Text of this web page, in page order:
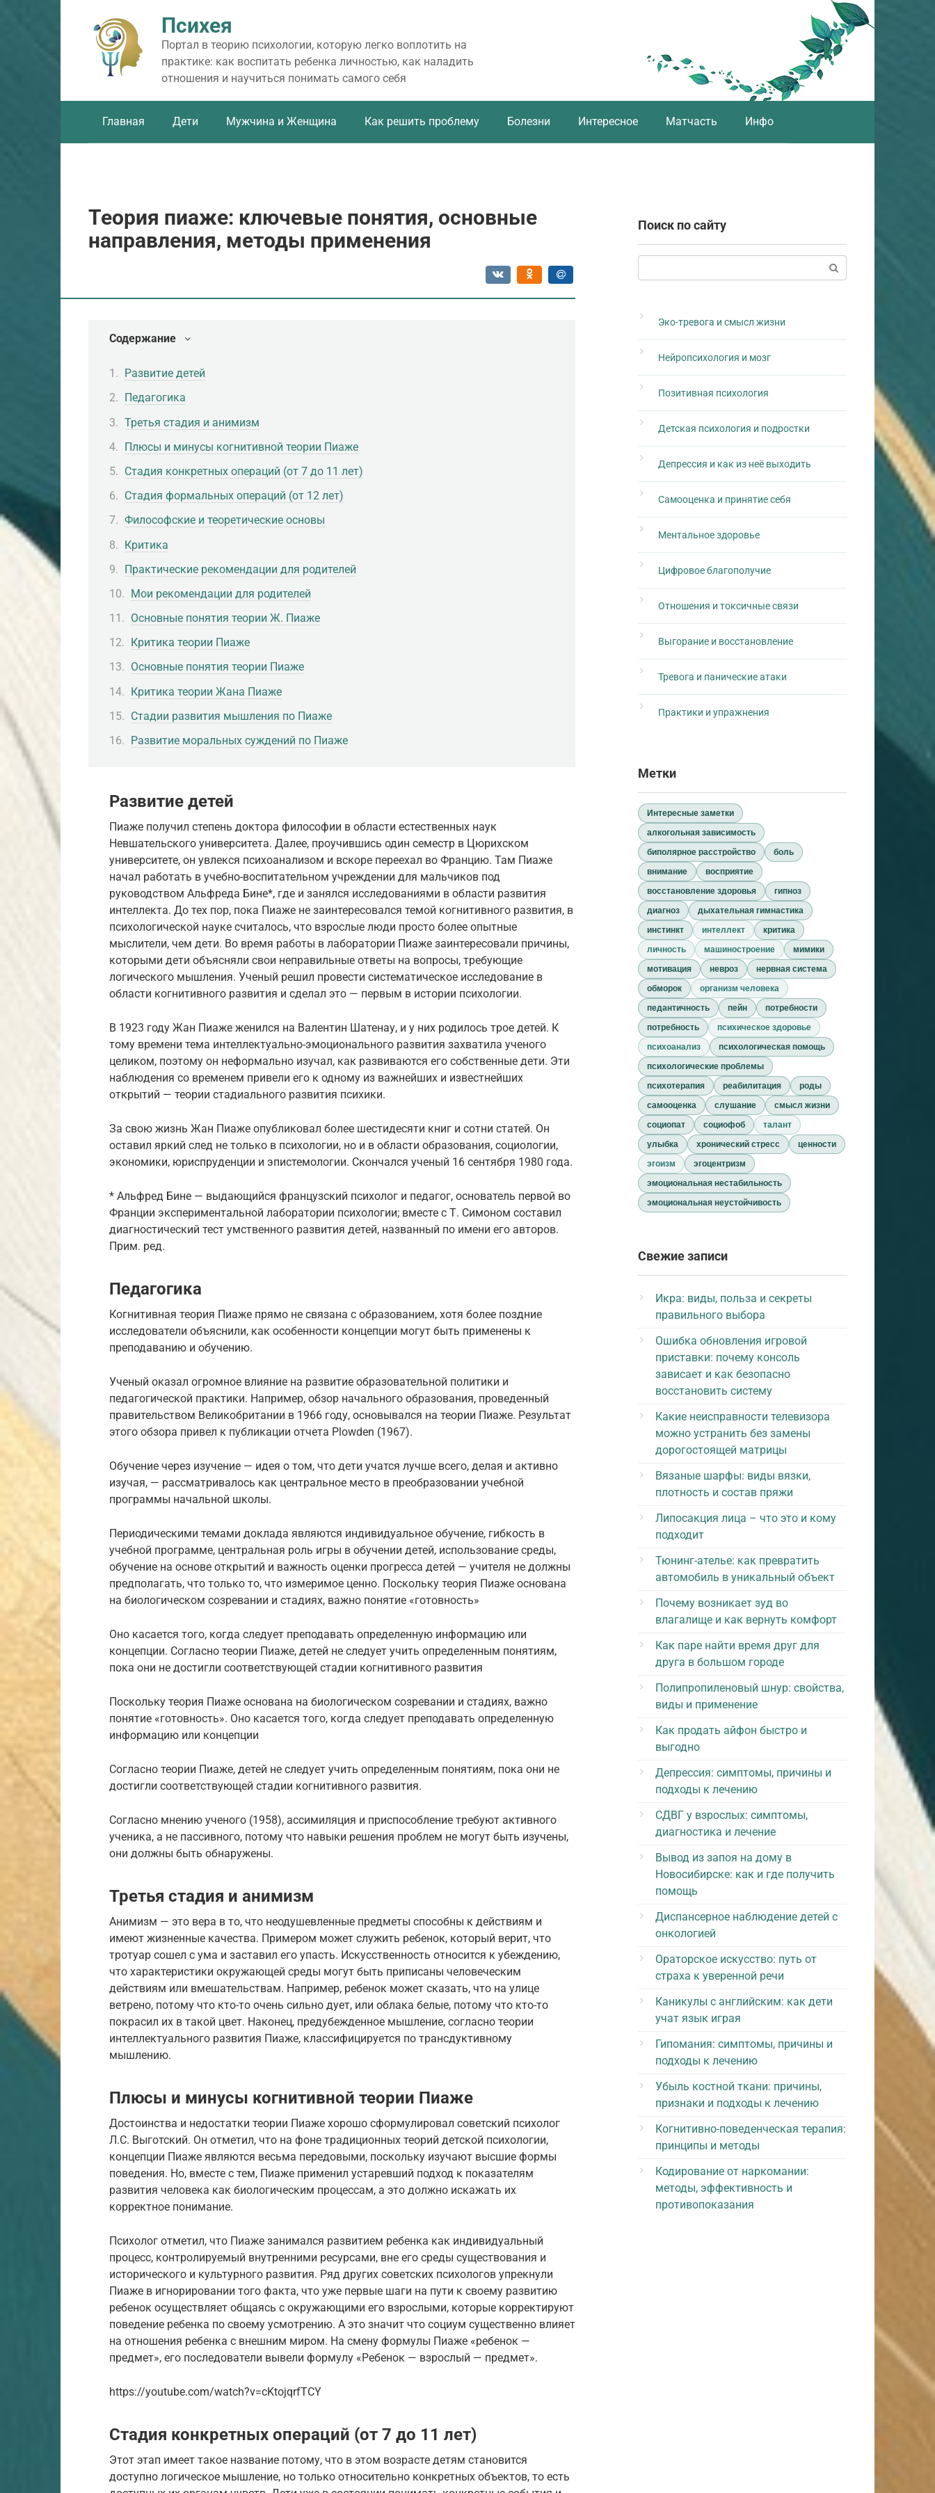
Психея
Портал в теорию психологии, которую легко воплотить на
практике: как воспитать ребенка личностью, как наладить
отношения и научиться понимать самого себя
Главная Дети Мужчина и Женщина Как решить проблему Болезни Интересное Матчасть Инфо
Теория пиаже: ключевые понятия, основные
направления, методы применения
Содержание
Развитие детей
Педагогика
Третья стадия и анимизм
Плюсы и минусы когнитивной теории Пиаже
Стадия конкретных операций (от 7 до 11 лет)
Стадия формальных операций (от 12 лет)
Философские и теоретические основы
Критика
Практические рекомендации для родителей
Мои рекомендации для родителей
Основные понятия теории Ж. Пиаже
Критика теории Пиаже
Основные понятия теории Пиаже
Критика теории Жана Пиаже
Стадии развития мышления по Пиаже
Развитие моральных суждений по Пиаже
Развитие детей
Пиаже получил степень доктора философии в области естественных наук
Невшательского университета. Далее, проучившись один семестр в Цюрихском
университете, он увлекся психоанализом и вскоре переехал во Францию. Там Пиаже
начал работать в учебно-воспитательном учреждении для мальчиков под
руководством Альфреда Бине*, где и занялся исследованиями в области развития
интеллекта. До тех пор, пока Пиаже не заинтересовался темой когнитивного развития, в
психологической науке считалось, что взрослые люди просто более опытные
мыслители, чем дети. Во время работы в лаборатории Пиаже заинтересовали причины,
которыми дети объясняли свои неправильные ответы на вопросы, требующие
логического мышления. Ученый решил провести систематическое исследование в
области когнитивного развития и сделал это — первым в истории психологии.
В 1923 году Жан Пиаже женился на Валентин Шатенау, и у них родилось трое детей. К
тому времени тема интеллектуально-эмоционального развития захватила ученого
целиком, поэтому он неформально изучал, как развиваются его собственные дети. Эти
наблюдения со временем привели его к одному из важнейших и известнейших
открытий — теории стадиального развития психики.
За свою жизнь Жан Пиаже опубликовал более шестидесяти книг и сотни статей. Он
оставил яркий след не только в психологии, но и в области образования, социологии,
экономики, юриспруденции и эпистемологии. Скончался ученый 16 сентября 1980 года.
* Альфред Бине — выдающийся французский психолог и педагог, основатель первой во
Франции экспериментальной лаборатории психологии; вместе с Т. Симоном составил
диагностический тест умственного развития детей, названный по имени его авторов.
Прим. ред.
Педагогика
Когнитивная теория Пиаже прямо не связана с образованием, хотя более поздние
исследователи объяснили, как особенности концепции могут быть применены к
преподаванию и обучению.
Ученый оказал огромное влияние на развитие образовательной политики и
педагогической практики. Например, обзор начального образования, проведенный
правительством Великобритании в 1966 году, основывался на теории Пиаже. Результат
этого обзора привел к публикации отчета Plowden (1967).
Обучение через изучение — идея о том, что дети учатся лучше всего, делая и активно
изучая, — рассматривалось как центральное место в преобразовании учебной
программы начальной школы.
Периодическими темами доклада являются индивидуальное обучение, гибкость в
учебной программе, центральная роль игры в обучении детей, использование среды,
обучение на основе открытий и важность оценки прогресса детей — учителя не должны
предполагать, что только то, что измеримое ценно. Поскольку теория Пиаже основана
на биологическом созревании и стадиях, важно понятие «готовность»
Оно касается того, когда следует преподавать определенную информацию или
концепции. Согласно теории Пиаже, детей не следует учить определенным понятиям,
пока они не достигли соответствующей стадии когнитивного развития
Поскольку теория Пиаже основана на биологическом созревании и стадиях, важно
понятие «готовность». Оно касается того, когда следует преподавать определенную
информацию или концепции
Согласно теории Пиаже, детей не следует учить определенным понятиям, пока они не
достигли соответствующей стадии когнитивного развития.
Согласно мнению ученого (1958), ассимиляция и приспособление требуют активного
ученика, а не пассивного, потому что навыки решения проблем не могут быть изучены,
они должны быть обнаружены.
Третья стадия и анимизм
Анимизм — это вера в то, что неодушевленные предметы способны к действиям и
имеют жизненные качества. Примером может служить ребенок, который верит, что
тротуар сошел с ума и заставил его упасть. Искусственность относится к убеждению,
что характеристики окружающей среды могут быть приписаны человеческим
действиям или вмешательствам. Например, ребенок может сказать, что на улице
ветрено, потому что кто-то очень сильно дует, или облака белые, потому что кто-то
покрасил их в такой цвет. Наконец, предубежденное мышление, согласно теории
интеллектуального развития Пиаже, классифицируется по трансдуктивному
мышлению.
Плюсы и минусы когнитивной теории Пиаже
Достоинства и недостатки теории Пиаже хорошо сформулировал советский психолог
Л.С. Выготский. Он отметил, что на фоне традиционных теорий детской психологии,
концепции Пиаже являются весьма передовыми, поскольку изучают высшие формы
поведения. Но, вместе с тем, Пиаже применил устаревший подход к показателям
развития человека как биологическим процессам, а это должно искажать их
корректное понимание.
Психолог отметил, что Пиаже занимался развитием ребенка как индивидуальный
процесс, контролируемый внутренними ресурсами, вне его среды существования и
исторического и культурного развития. Ряд других советских психологов упрекнули
Пиаже в игнорировании того факта, что уже первые шаги на пути к своему развитию
ребенок осуществляет общаясь с окружающими его взрослыми, которые корректируют
поведение ребенка по своему усмотрению. А это значит что социум существенно влияет
на отношения ребенка с внешним миром. На смену формулы Пиаже «ребенок —
предмет», его последователи вывели формулу «Ребенок — взрослый — предмет».
https://youtube.com/watch?v=cKtojqrfTCY
Стадия конкретных операций (от 7 до 11 лет)
Этот этап имеет такое название потому, что в этом возрасте детям становится
доступно логическое мышление, но только относительно конкретных объектов, то есть
Поиск по сайту
Эко-тревога и смысл жизни
Нейропсихология и мозг
Позитивная психология
Детская психология и подростки
Депрессия и как из неё выходить
Самооценка и принятие себя
Ментальное здоровье
Цифровое благополучие
Отношения и токсичные связи
Выгорание и восстановление
Тревога и панические атаки
Практики и упражнения
Метки
Интересные заметки
алкогольная зависимость
биполярное расстройство
боль
внимание
восприятие
восстановление здоровья
гипноз
диагноз
дыхательная гимнастика
инстинкт
интеллект
критика
личность
машиностроение
мимики
мотивация
невроз
нервная система
обморок
организм человека
педантичность
пейн
потребности
потребность
психическое здоровье
психоанализ
психологическая помощь
психологические проблемы
психотерапия
реабилитация
роды
самооценка
слушание
смысл жизни
социопат
социофоб
талант
улыбка
хронический стресс
ценности
эгоизм
эгоцентризм
эмоциональная нестабильность
эмоциональная неустойчивость
Свежие записи
Икра: виды, польза и секреты
правильного выбора
Ошибка обновления игровой
приставки: почему консоль
зависает и как безопасно
восстановить систему
Какие неисправности телевизора
можно устранить без замены
дорогостоящей матрицы
Вязаные шарфы: виды вязки,
плотность и состав пряжи
Липосакция лица – что это и кому
подходит
Тюнинг-ателье: как превратить
автомобиль в уникальный объект
Почему возникает зуд во
влагалище и как вернуть комфорт
Как паре найти время друг для
друга в большом городе
Полипропиленовый шнур: свойства,
виды и применение
Как продать айфон быстро и
выгодно
Депрессия: симптомы, причины и
подходы к лечению
СДВГ у взрослых: симптомы,
диагностика и лечение
Вывод из запоя на дому в
Новосибирске: как и где получить
помощь
Диспансерное наблюдение детей с
онкологией
Ораторское искусство: путь от
страха к уверенной речи
Каникулы с английским: как дети
учат язык играя
Гипомания: симптомы, причины и
подходы к лечению
Убыль костной ткани: причины,
признаки и подходы к лечению
Когнитивно-поведенческая терапия:
принципы и методы
Кодирование от наркомании:
методы, эффективность и
противопоказания